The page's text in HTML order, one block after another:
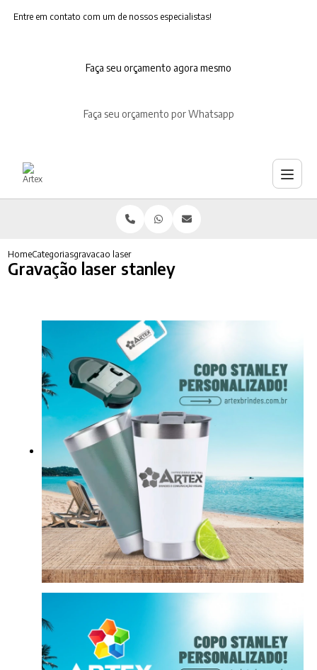
Entre em contato com um de nossos especialistas!
Faça seu orçamento agora mesmo
Faça seu orçamento por Whatsapp
HomeCategoriasgravacao laser stanley
Gravação laser stanley